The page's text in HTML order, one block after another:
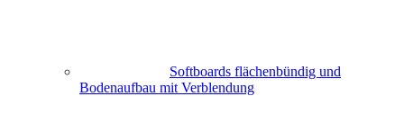
Softboards flächenbündig und
Bodenaufbau mit Verblendung